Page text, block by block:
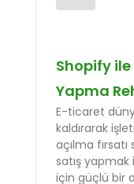
Shopify ile
Yapma
E-ticaret
kaldırarak
açılma
satış yapmak
için güçlü bir